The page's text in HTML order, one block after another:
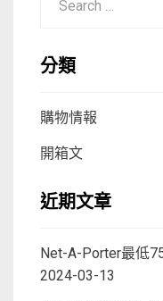
分類
購物情報
開箱文
近期文章
Net-A-Porter最低
2024-03-13